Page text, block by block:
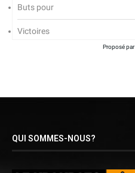
Buts pour
Victoires
Proposé par
QUI SOMMES-NOUS?